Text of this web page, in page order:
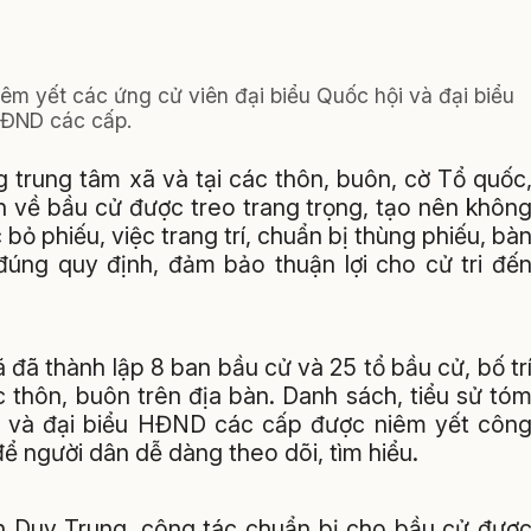
yết các ứng cử viên đại biểu Quốc hội và đại biểu
các cấp.
trung tâm xã và tại các thôn, buôn, cờ Tổ quốc,
về bầu cử được treo trang trọng, tạo nên không
phiếu, việc trang trí, chuẩn bị thùng phiếu, bàn
quy định, đảm bảo thuận lợi cho cử tri đến
thành lập 8 ban bầu cử và 25 tổ bầu cử, bố trí
buôn trên địa bàn. Danh sách, tiểu sử tóm
đại biểu HĐND các cấp được niêm yết công
người dân dễ dàng theo dõi, tìm hiểu.